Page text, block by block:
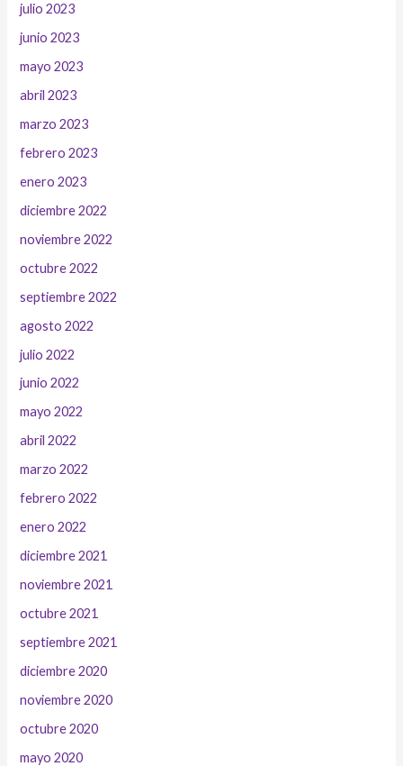
julio 2023
junio 2023
mayo 2023
abril 2023
marzo 2023
febrero 2023
enero 2023
diciembre 2022
noviembre 2022
octubre 2022
septiembre 2022
agosto 2022
julio 2022
junio 2022
mayo 2022
abril 2022
marzo 2022
febrero 2022
enero 2022
diciembre 2021
noviembre 2021
octubre 2021
septiembre 2021
diciembre 2020
noviembre 2020
octubre 2020
mayo 2020